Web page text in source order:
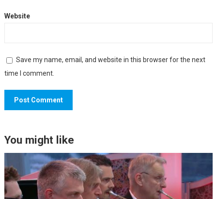
Website
Save my name, email, and website in this browser for the next
time I comment.
You might like